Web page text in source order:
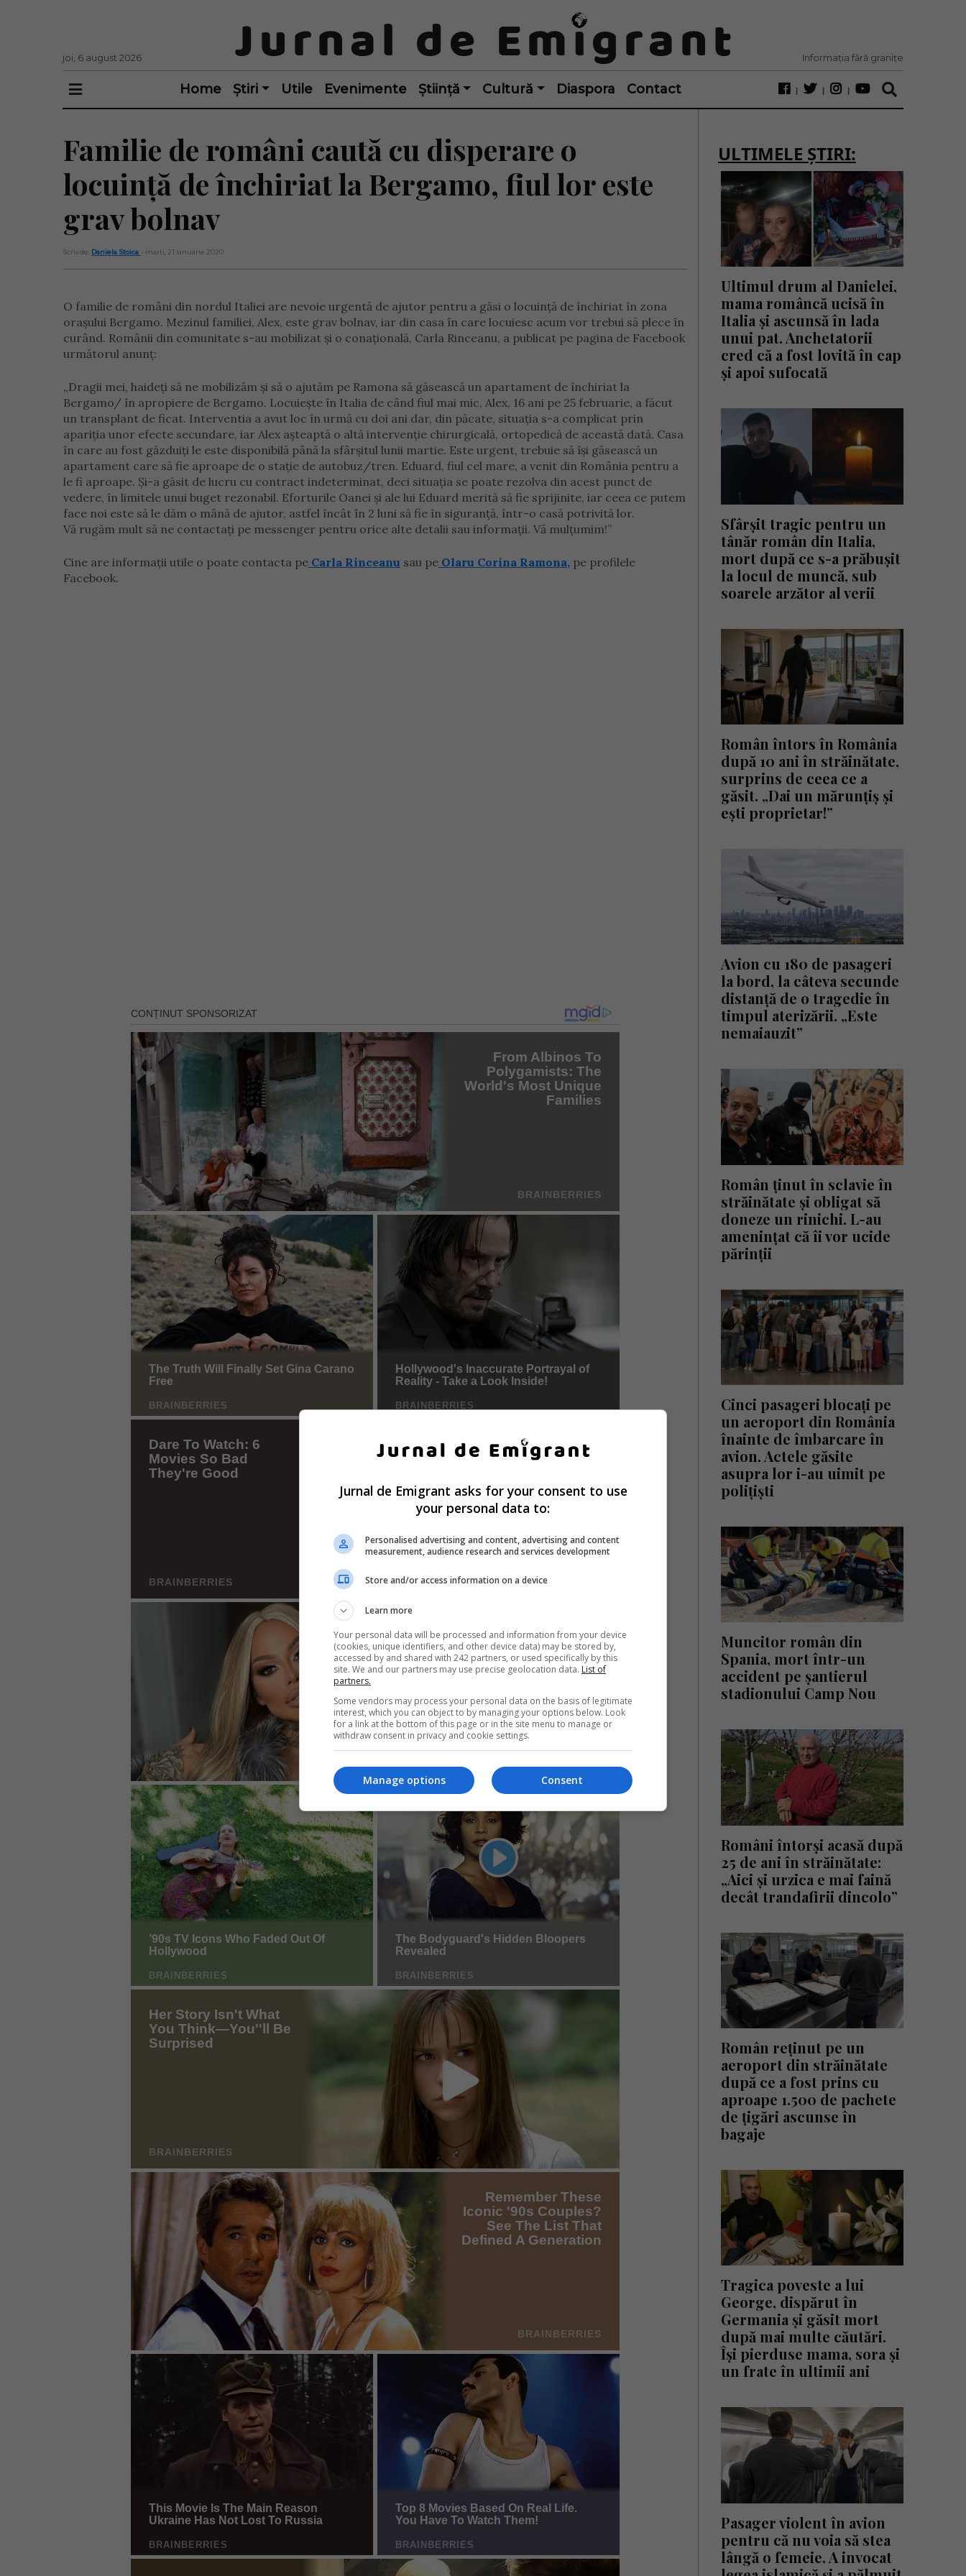
joi, 6 august 2026 Informația fără granițe
Home Știri Utile Evenimente Știință Cultură Diaspora Contact
Familie de români caută cu disperare o
locuință de închiriat la Bergamo, fiul lor este
grav bolnav
Scris de: Daniela Stoica - marți, 21 ianuarie 2020
O familie de români din nordul Italiei are nevoie urgentă de ajutor pentru a găsi o locuință de închiriat în zona
orașului Bergamo. Mezinul familiei, Alex, este grav bolnav, iar din casa în care locuiesc acum vor trebui să plece în
curând. Românii din comunitate s-au mobilizat și o conațională, Carla Rinceanu, a publicat pe pagina de Facebook
următorul anunț:
„Dragii mei, haideți să ne mobilizăm și să o ajutăm pe Ramona să găsească un apartament de închiriat la
Bergamo/ în apropiere de Bergamo. Locuiește în Italia de când fiul mai mic, Alex, 16 ani pe 25 februarie, a făcut
un transplant de ficat. Interventia a avut loc în urmă cu doi ani dar, din păcate, situația s-a complicat prin
apariția unor efecte secundare, iar Alex așteaptă o altă intervenție chirurgicală, ortopedică de această dată. Casa
în care au fost găzduiți le este disponibilă până la sfârșitul lunii martie. Este urgent, trebuie să își găsească un
apartament care să fie aproape de o stație de autobuz/tren. Eduard, fiul cel mare, a venit din România pentru a
le fi aproape. Şi-a găsit de lucru cu contract indeterminat, deci situația se poate rezolva din acest punct de
vedere, în limitele unui buget rezonabil. Eforturile Oanei și ale lui Eduard merită să fie sprijinite, iar ceea ce putem
face noi este să le dăm o mână de ajutor, astfel încât în 2 luni să fie în siguranță, într-o casă potrivită lor.
Vă rugăm mult să ne contactați pe messenger pentru orice alte detalii sau informații. Vă mulțumim!”
Cine are informații utile o poate contacta pe Carla Rinceanu sau pe Olaru Corina Ramona, pe profilele
Facebook.
ULTIMELE ȘTIRI:
Ultimul drum al Danielei,
mama româncă ucisă în
Italia și ascunsă în lada
unui pat. Anchetatorii
cred că a fost lovită în cap
și apoi sufocată
Sfârșit tragic pentru un
tânăr român din Italia,
mort după ce s-a prăbușit
la locul de muncă, sub
soarele arzător al verii
Român întors în România
după 10 ani în străinătate,
surprins de ceea ce a
găsit. „Dai un mărunțiș și
ești proprietar!”
Avion cu 180 de pasageri
la bord, la câteva secunde
distanță de o tragedie în
timpul aterizării. „Este
nemaiauzit”
Român ținut în sclavie în
străinătate și obligat să
doneze un rinichi. L-au
amenințat că îi vor ucide
părinții
Cinci pasageri blocați pe
un aeroport din România
înainte de îmbarcare în
avion. Actele găsite
asupra lor i-au uimit pe
polițiști
Muncitor român din
Spania, mort într-un
accident pe șantierul
stadionului Camp Nou
Români întorși acasă după
25 de ani în străinătate:
„Aici și urzica e mai faină
decât trandafirii dincolo”
Român reținut pe un
aeroport din străinătate
după ce a fost prins cu
aproape 1.500 de pachete
de țigări ascunse în
bagaje
Tragica poveste a lui
George, dispărut în
Germania și găsit mort
după mai multe căutări.
Își pierduse mama, sora și
un frate în ultimii ani
Pasager violent în avion
pentru că nu voia să stea
lângă o femeie. A invocat
Jurnal de Emigrant asks for your consent to use
your personal data to:
Personalised advertising and content, advertising and content
measurement, audience research and services development
Store and/or access information on a device
Learn more
Your personal data will be processed and information from your device
(cookies, unique identifiers, and other device data) may be stored by,
accessed by and shared with 242 partners, or used specifically by this
site. We and our partners may use precise geolocation data. List of
partners.
Some vendors may process your personal data on the basis of legitimate
interest, which you can object to by managing your options below. Look
for a link at the bottom of this page or in the site menu to manage or
withdraw consent in privacy and cookie settings.
Consent
Manage options